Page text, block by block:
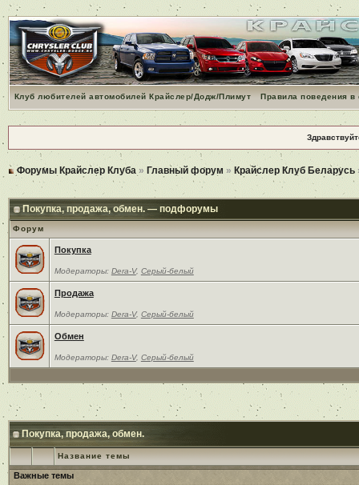
Клуб любителей автомобилей Крайслер/Додж/Плимут Правила поведения
Форумы Крайслер Клуба » Главный форум » Крайслер Клуб Беларусь
Покупка, продажа, обмен. — подфорумы
Форум
Покупка
Модераторы: Dera-V, Серый-белый
Продажа
Модераторы: Dera-V, Серый-белый
Обмен
Модераторы: Dera-V, Серый-белый
Покупка, продажа, обмен.
Название темы
Важные темы